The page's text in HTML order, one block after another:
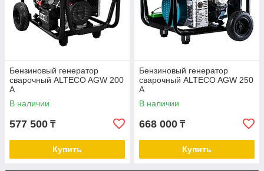
Бензиновый генератор
сварочный ALTECO AGW 200
A
В наличии
577 500 ₸
Купить
Бензиновый генератор
сварочный ALTECO AGW 250
A
В наличии
668 000 ₸
Купить